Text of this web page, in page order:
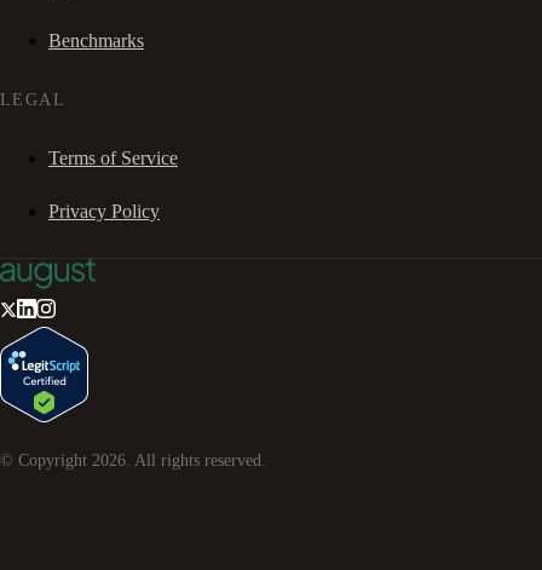
Benchmarks
LEGAL
Terms of Service
Privacy Policy
© Copyright 2026. All rights reserved.